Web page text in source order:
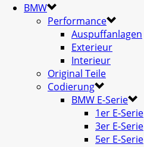
BMW
Performance
Auspuffanlagen
Exterieur
Interieur
Original Teile
Codierung
BMW E-Serie
1er E-Serie
3er E-Serie
5er E-Serie